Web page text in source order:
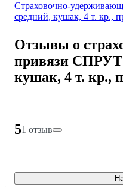
Страховочно-
средний, кушак, 4 т. кр.,
Отзывы о
привязи СПРУТ
кушак, 4 т. кр.,
51 отзыв